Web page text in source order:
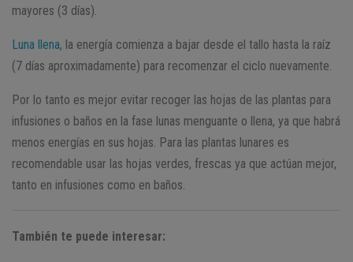
mayores (3 días).
Luna llena, la energía comienza a bajar desde el tallo hasta la raíz
(7 días aproximadamente) para recomenzar el ciclo nuevamente.
Por lo tanto es mejor evitar recoger las hojas de las plantas para
infusiones o baños en la fase lunas menguante o llena, ya que habrá
menos energías en sus hojas. Para las plantas lunares es
recomendable usar las hojas verdes, frescas ya que actúan mejor,
tanto en infusiones como en baños.
También te puede interesar: